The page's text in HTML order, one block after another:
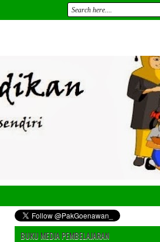
BUKU MEDIA PEMBELAJARAN